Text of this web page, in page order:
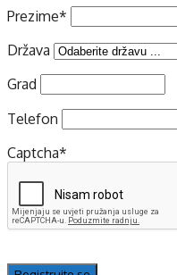
Prezime*
Država
Grad
Telefon
Captcha*